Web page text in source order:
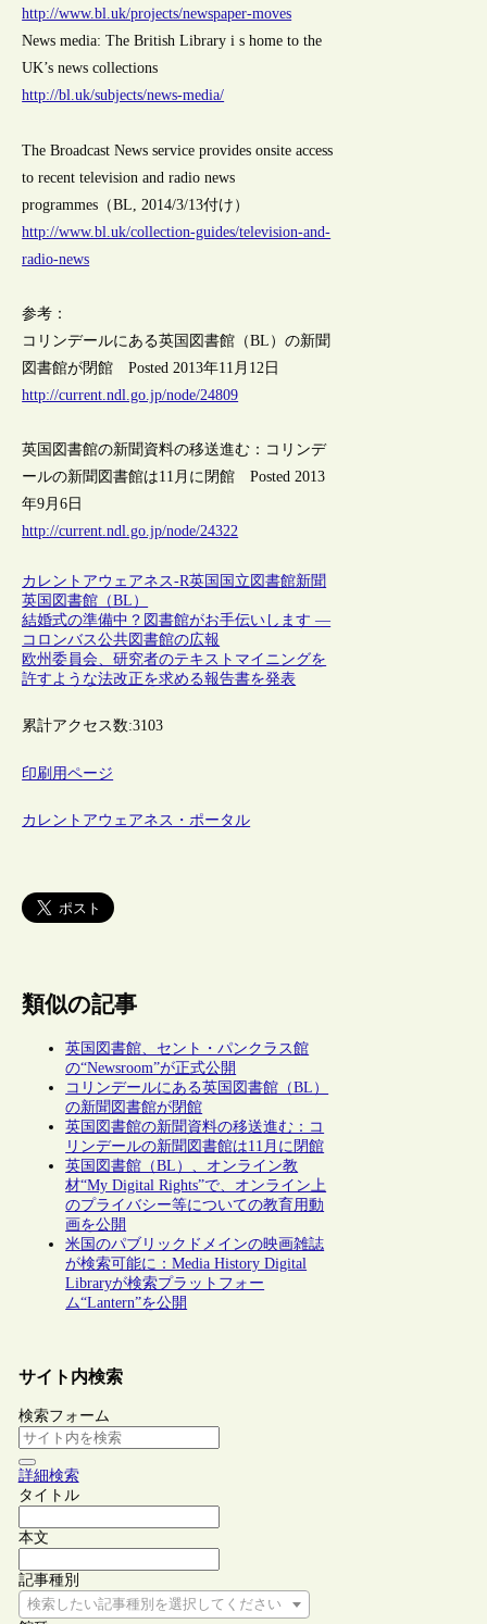
http://www.bl.uk/projects/newspaper-moves
News media: The British Library i s home to the
UK’s news collections
http://bl.uk/subjects/news-media/
The Broadcast News service provides onsite access
to recent television and radio news
programmes（BL, 2014/3/13付け）
http://www.bl.uk/collection-guides/television-and-
radio-news
参考：
コリンデールにある英国図書館（BL）の新聞
図書館が閉館 Posted 2013年11月12日
http://current.ndl.go.jp/node/24809
英国図書館の新聞資料の移送進む：コリンデ
ールの新聞図書館は11月に閉館 Posted 2013
年9月6日
http://current.ndl.go.jp/node/24322
カレントアウェアネス-R英国 国立図書館新聞
英国図書館（BL）
結婚式の準備中？図書館がお手伝いします ―
コロンバス公共図書館の広報
欧州委員会、研究者のテキストマイニングを
許すような法改正を求める報告書を発表
累計アクセス数:3103
印刷用ページ
カレントアウェアネス・ポータル
類似の記事
英国図書館、セント・パンクラス館
の“Newsroom”が正式公開
コリンデールにある英国図書館（BL）
の新聞図書館が閉館
英国図書館の新聞資料の移送進む：コ
リンデールの新聞図書館は11月に閉館
英国図書館（BL）、オンライン教
材“My Digital Rights”で、オンライン上
のプライバシー等についての教育用動
画を公開
米国のパブリックドメインの映画雑誌
が検索可能に：Media History Digital
Libraryが検索プラットフォー
ム“Lantern”を公開
サイト内検索
検索フォーム
詳細検索
タイトル
本文
記事種別
検索したい記事種別を選択してください